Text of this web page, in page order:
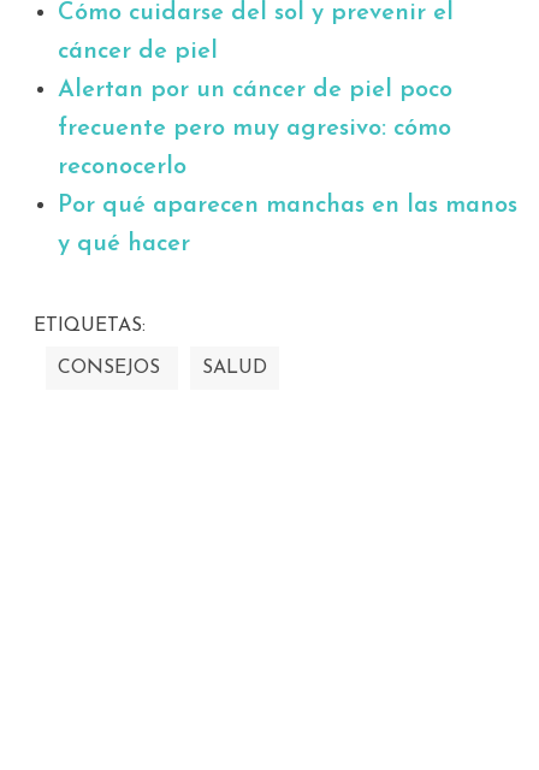
Cómo cuidarse del sol y prevenir el
cáncer de piel
Alertan por un cáncer de piel poco
frecuente pero muy agresivo: cómo
reconocerlo
Por qué aparecen manchas en las manos
y qué hacer
ETIQUETAS:
CONSEJOS SALUD